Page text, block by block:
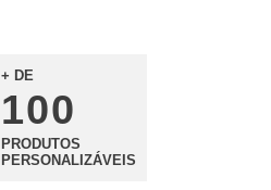
+ DE
100
PRODUTOS
PERSONALIZÁVEIS